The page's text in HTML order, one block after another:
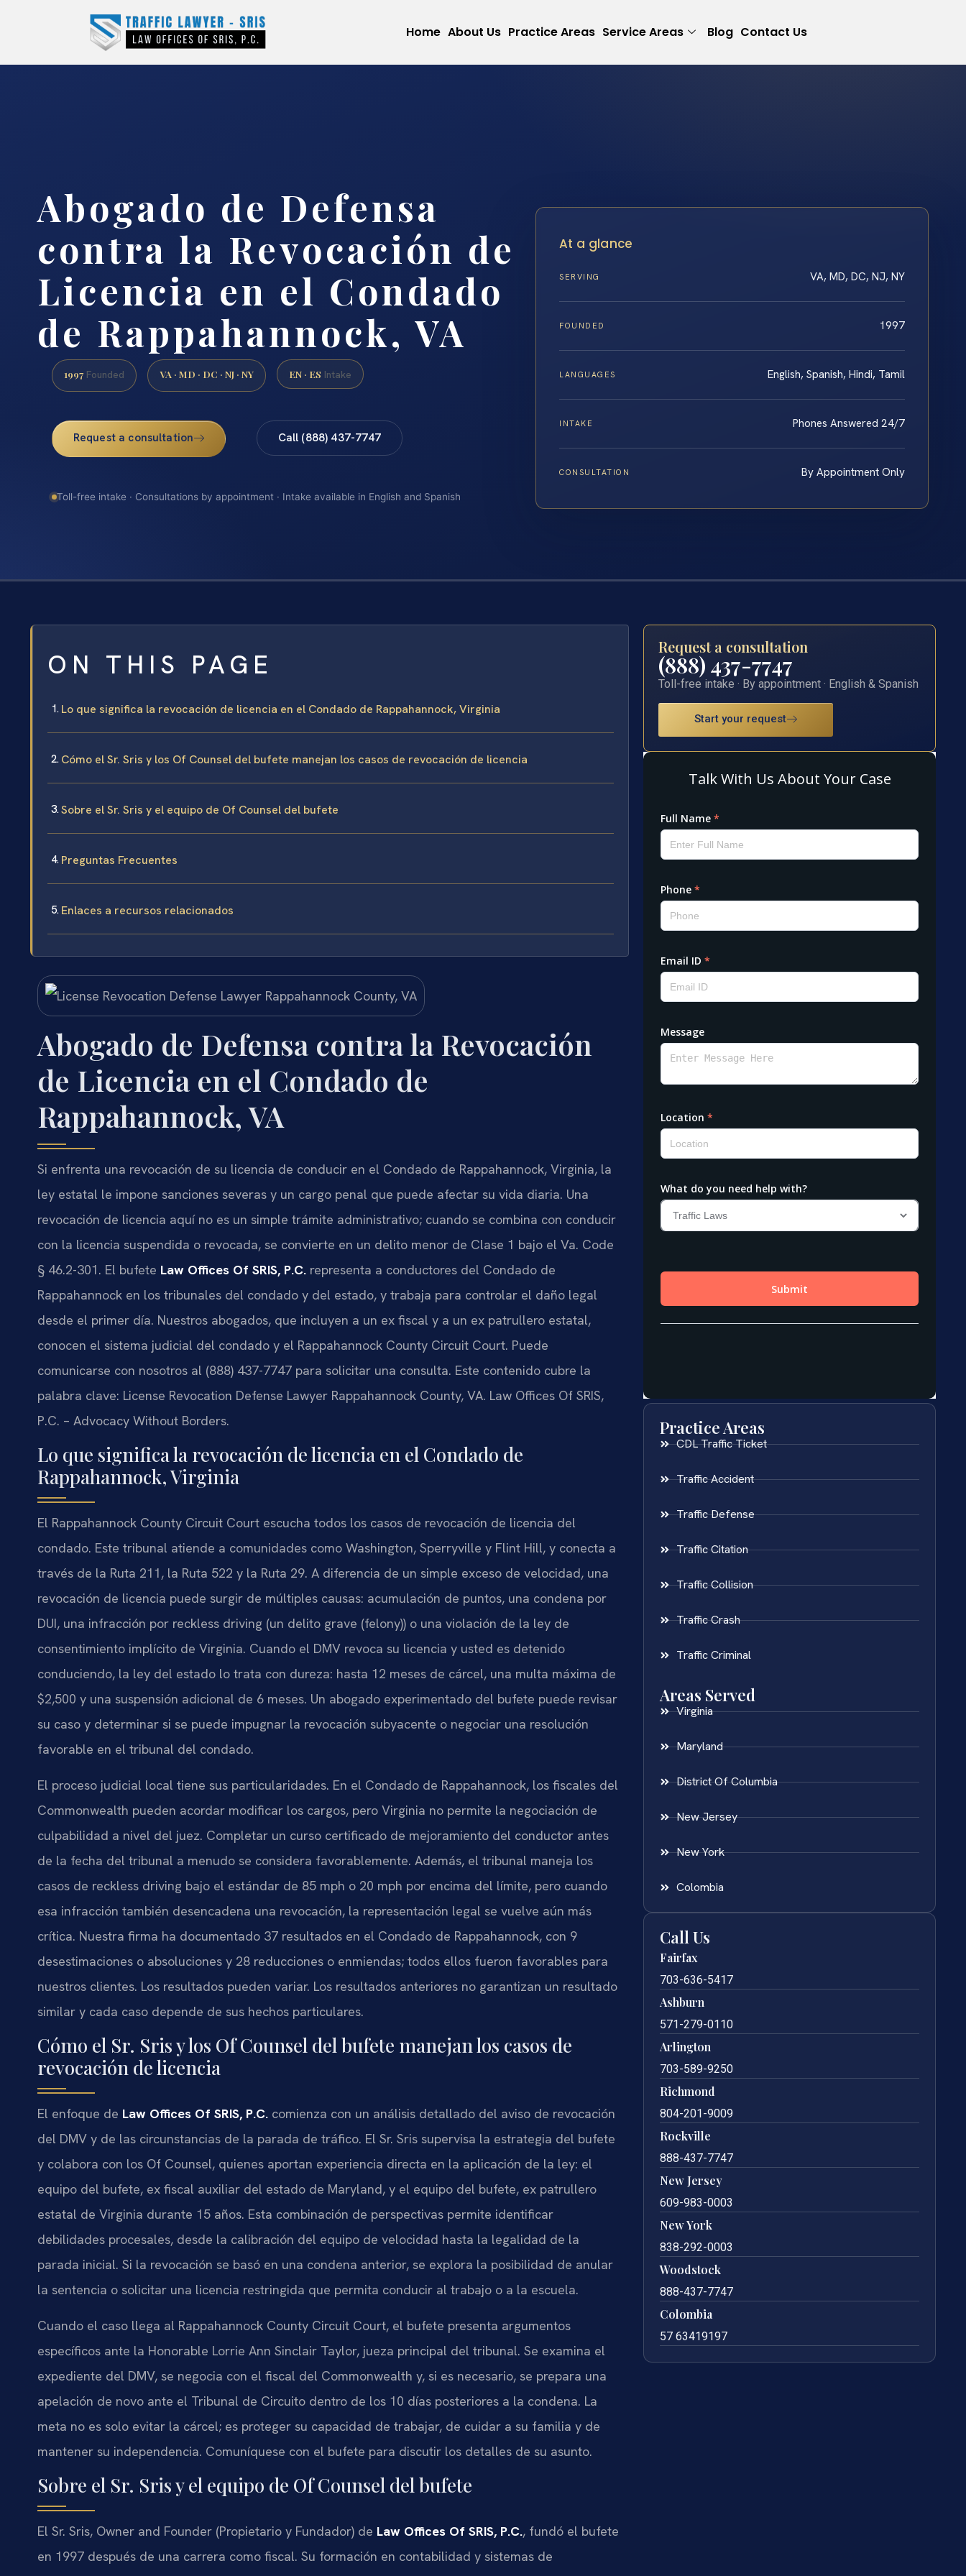
Home About Us Practice Areas Service Areas Blog Contact Us
Abogado de Defensa
contra la Revocación de
Licencia en el Condado
de Rappahannock, VA
1997 Founded VA · MD · DC · NJ · NY EN · ES Intake
Request a consultation Call (888) 437-7747
Toll-free intake · Consultations by appointment · Intake available in English and Spanish
At a glance
SERVING VA, MD, DC, NJ, NY
FOUNDED 1997
LANGUAGES English, Spanish, Hindi, Tamil
INTAKE Phones Answered 24/7
CONSULTATION By Appointment Only
ON THIS PAGE
Lo que significa la revocación de licencia en el Condado de Rappahannock, Virginia
Cómo el Sr. Sris y los Of Counsel del bufete manejan los casos de revocación de licencia
Sobre el Sr. Sris y el equipo de Of Counsel del bufete
Preguntas Frecuentes
Enlaces a recursos relacionados
Abogado de Defensa contra la Revocación
de Licencia en el Condado de
Rappahannock, VA
Si enfrenta una revocación de su licencia de conducir en el Condado de Rappahannock, Virginia, la
ley estatal le impone sanciones severas y un cargo penal que puede afectar su vida diaria. Una
revocación de licencia aquí no es un simple trámite administrativo; cuando se combina con conducir
con la licencia suspendida o revocada, se convierte en un delito menor de Clase 1 bajo el Va. Code
§ 46.2-301. El bufete Law Offices Of SRIS, P.C. representa a conductores del Condado de
Rappahannock en los tribunales del condado y del estado, y trabaja para controlar el daño legal
desde el primer día. Nuestros abogados, que incluyen a un ex fiscal y a un ex patrullero estatal,
conocen el sistema judicial del condado y el Rappahannock County Circuit Court. Puede
comunicarse con nosotros al (888) 437-7747 para solicitar una consulta. Este contenido cubre la
palabra clave: License Revocation Defense Lawyer Rappahannock County, VA. Law Offices Of SRIS,
P.C. – Advocacy Without Borders.
Lo que significa la revocación de licencia en el Condado de
Rappahannock, Virginia
El Rappahannock County Circuit Court escucha todos los casos de revocación de licencia del
condado. Este tribunal atiende a comunidades como Washington, Sperryville y Flint Hill, y conecta a
través de la Ruta 211, la Ruta 522 y la Ruta 29. A diferencia de un simple exceso de velocidad, una
revocación de licencia puede surgir de múltiples causas: acumulación de puntos, una condena por
DUI, una infracción por reckless driving (un delito grave (felony)) o una violación de la ley de
consentimiento implícito de Virginia. Cuando el DMV revoca su licencia y usted es detenido
conduciendo, la ley del estado lo trata con dureza: hasta 12 meses de cárcel, una multa máxima de
$2,500 y una suspensión adicional de 6 meses. Un abogado experimentado del bufete puede revisar
su caso y determinar si se puede impugnar la revocación subyacente o negociar una resolución
favorable en el tribunal del condado.
El proceso judicial local tiene sus particularidades. En el Condado de Rappahannock, los fiscales del
Commonwealth pueden acordar modificar los cargos, pero Virginia no permite la negociación de
culpabilidad a nivel del juez. Completar un curso certificado de mejoramiento del conductor antes
de la fecha del tribunal a menudo se considera favorablemente. Además, el tribunal maneja los
casos de reckless driving bajo el estándar de 85 mph o 20 mph por encima del límite, pero cuando
esa infracción también desencadena una revocación, la representación legal se vuelve aún más
crítica. Nuestra firma ha documentado 37 resultados en el Condado de Rappahannock, con 9
desestimaciones o absoluciones y 28 reducciones o enmiendas; todos ellos fueron favorables para
nuestros clientes. Los resultados pueden variar. Los resultados anteriores no garantizan un resultado
similar y cada caso depende de sus hechos particulares.
Cómo el Sr. Sris y los Of Counsel del bufete manejan los casos de
revocación de licencia
El enfoque de Law Offices Of SRIS, P.C. comienza con un análisis detallado del aviso de revocación
del DMV y de las circunstancias de la parada de tráfico. El Sr. Sris supervisa la estrategia del bufete
y colabora con los Of Counsel, quienes aportan experiencia directa en la aplicación de la ley: el
equipo del bufete, ex fiscal auxiliar del estado de Maryland, y el equipo del bufete, ex patrullero
estatal de Virginia durante 15 años. Esta combinación de perspectivas permite identificar
debilidades procesales, desde la calibración del equipo de velocidad hasta la legalidad de la
parada inicial. Si la revocación se basó en una condena anterior, se explora la posibilidad de anular
la sentencia o solicitar una licencia restringida que permita conducir al trabajo o a la escuela.
Cuando el caso llega al Rappahannock County Circuit Court, el bufete presenta argumentos
específicos ante la Honorable Lorrie Ann Sinclair Taylor, jueza principal del tribunal. Se examina el
expediente del DMV, se negocia con el fiscal del Commonwealth y, si es necesario, se prepara una
apelación de novo ante el Tribunal de Circuito dentro de los 10 días posteriores a la condena. La
meta no es solo evitar la cárcel; es proteger su capacidad de trabajar, de cuidar a su familia y de
mantener su independencia. Comuníquese con el bufete para discutir los detalles de su asunto.
Sobre el Sr. Sris y el equipo de Of Counsel del bufete
El Sr. Sris, Owner and Founder (Propietario y Fundador) de Law Offices Of SRIS, P.C., fundó el bufete
en 1997 después de una carrera como fiscal. Su formación en contabilidad y sistemas de
Request a consultation
(888) 437-7747
Toll-free intake · By appointment · English & Spanish
Start your request
Practice Areas
CDL Traffic Ticket
Traffic Accident
Traffic Defense
Traffic Citation
Traffic Collision
Traffic Crash
Traffic Criminal
Areas Served
Virginia
Maryland
District Of Columbia
New Jersey
New York
Colombia
Call Us
Fairfax
703-636-5417
Ashburn
571-279-0110
Arlington
703-589-9250
Richmond
804-201-9009
Rockville
888-437-7747
New Jersey
609-983-0003
New York
838-292-0003
Woodstock
888-437-7747
Colombia
57 63419197